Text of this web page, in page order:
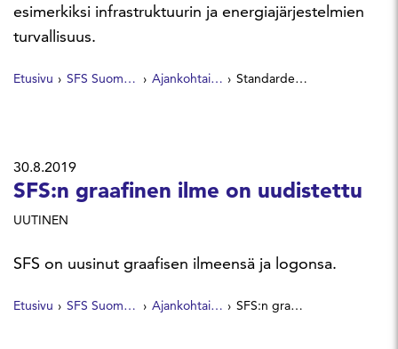
esimerkiksi infrastruktuurin ja energiajärjestelmien
turvallisuus.
Etusivu SFS Suomen Standardit Ajankohtaista Standardeilla ilmastonmuutos ja sen vaikutukset hallintaan
30.8.2019
SFS:n graafinen ilme on uudistettu
UUTINEN
SFS on uusinut graafisen ilmeensä ja logonsa.
Etusivu SFS Suomen Standardit Ajankohtaista SFS:n graafinen ilme on uudistettu